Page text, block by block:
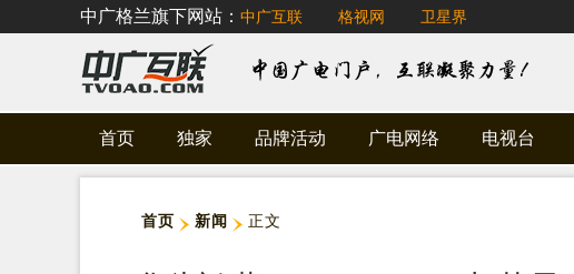
中广格兰旗下网站： 中广互联 格视网 卫星界
首页 独家 品牌活动 广电网络 电视台
首页 新闻 正文